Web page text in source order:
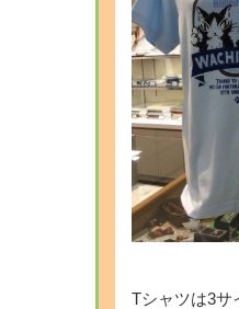
Tシャツは3サ